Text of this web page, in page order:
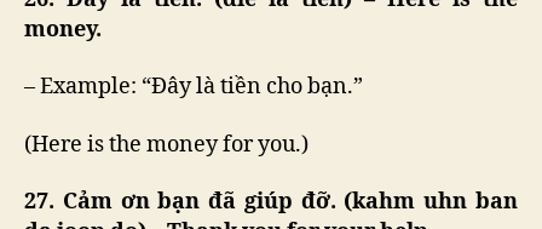
money.
– Example: “Đây là tiền cho bạn.”
(Here is the money for you.)
27. Cảm ơn bạn đã giúp đỡ. (kahm uhn ban